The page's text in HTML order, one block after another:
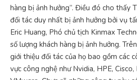
hàng bị ảnh hưởng”. Điều đó cho thấy
đối tác duy nhất bị ảnh hưởng bởi vụ
Eric Huang, Phó chủ tịch Kinmax
số lượng khách hàng bị ảnh hưởng.
giới thiệu đối tác của họ bao gồm các
vực công nghệ như Nvidia, HPE,